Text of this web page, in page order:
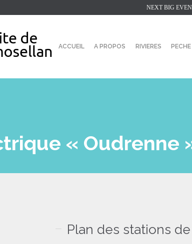
NEXT BIG
ACCUEIL A PROPOS RIVIERES
« Oudrenne
Plan des stations